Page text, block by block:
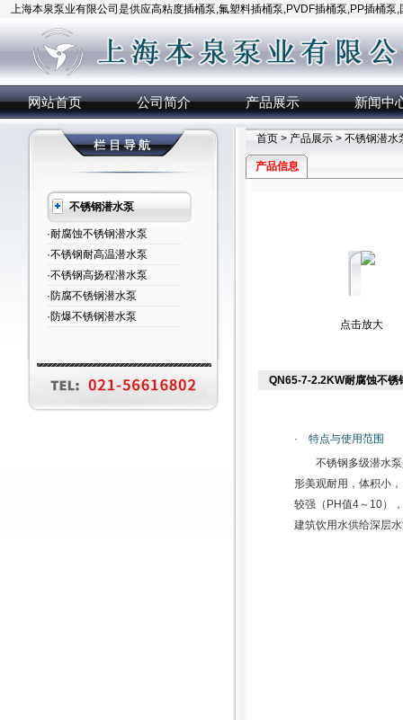
上海本泉泵业有限公司是供应高粘度插桶泵,氟塑料插桶泵,PVDF插桶泵,PP插桶泵
网站首页 公司简介 产品展示 新闻中
不锈钢潜水泵
·耐腐蚀不锈钢潜水泵
·不锈钢耐高温潜水泵
·不锈钢高扬程潜水泵
·防腐不锈钢潜水泵
·防爆不锈钢潜水泵
首页 > 产品展示 > 不锈钢潜水
产品信息
点击放大
QN65-7-2.2KW耐腐蚀不锈
· 特点与使用范围
不锈钢多级潜水
形美观耐用，体积小
较强（PH值4～10）
建筑饮用水供给深层